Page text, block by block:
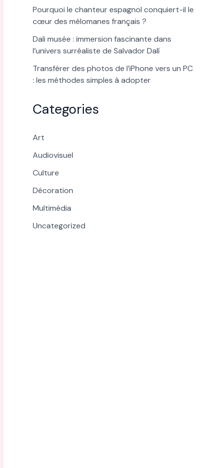
Pourquoi le chanteur espagnol conquiert-il le
cœur des mélomanes français ?
Dali musée : immersion fascinante dans
l’univers surréaliste de Salvador Dalí
Transférer des photos de l’iPhone vers un PC
: les méthodes simples à adopter
Categories
Art
Audiovisuel
Culture
Décoration
Multimédia
Uncategorized